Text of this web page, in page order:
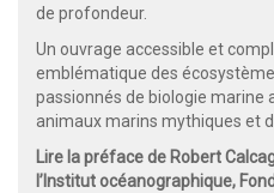
de profondeur.
Un ouvrage accessible et
emblématique des
passionnés de biologie marine
animaux marins mythiques et
Lire la préface de Robert
l’Institut océanographique,